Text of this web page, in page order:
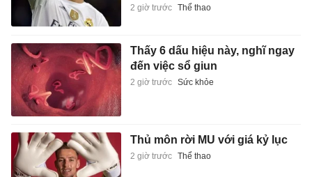
2 giờ trước Thể thao
Thấy 6 dấu hiệu này, nghĩ ngay
đến việc sổ giun
2 giờ trước Sức khỏe
Thủ môn rời MU với giá kỷ lục
2 giờ trước Thể thao